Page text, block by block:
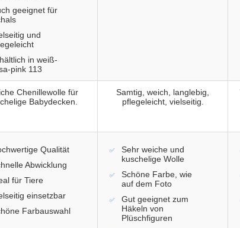
geeignet für
und
in weiß-
pink 113
Chenillewolle für
Babydecken.
Samtig, weich, langlebig,
pflegeleicht, vielseitig.
Qualität
Abwicklung
für Tiere
einsetzbar
Farbauswahl
Sehr weiche und
kuschelige Wolle
Schöne Farbe, wie
auf dem Foto
Gut geeignet zum
Häkeln von
Plüschfiguren